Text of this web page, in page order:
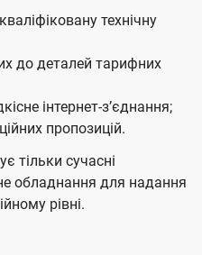
технічну
до деталей тарифних
інтернет-зʼєднання;
пропозицій.
тільки сучасні
обладнання для надання
рівні.